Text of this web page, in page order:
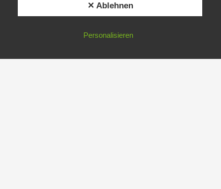
✕ Ablehnen
Personalisieren